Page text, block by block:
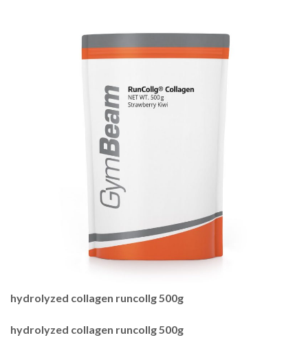
hydrolyzed collagen runcollg 500g
hydrolyzed collagen runcollg 500g